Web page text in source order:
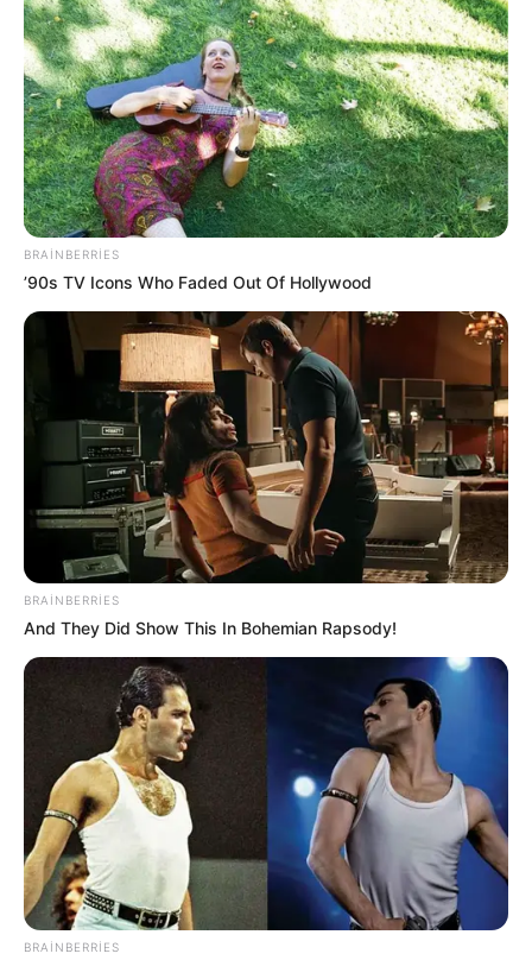
23:05 / 06 Avqust 2026 DÜNYA
Hörmüz boğazı ilə bağlı razılaşmanın
DETALLARI açıqlandı
59
22:49 / 06 Avqust 2026 SİYASƏT
Ceyhun Bayramov: Zelenski Ukraynaya
göstərdiyi humanitar yardımla bağlı
Prezident İlham Əliyevə təşəkkür edib
BRAINBERRIES
’90s TV Icons Who Faded Out Of Hollywood
BRAINBERRIES
And They Did Show This In Bohemian Rapsody!
BRAINBERRIES